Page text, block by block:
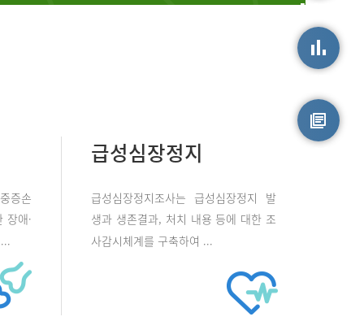
증손
장애·
급성심장정지
급성심장정지조사는 급성심장정지 발
생과 생존결과, 처치 내용 등에 대한 조
사감시체계를 구축하여 ...
손상정보